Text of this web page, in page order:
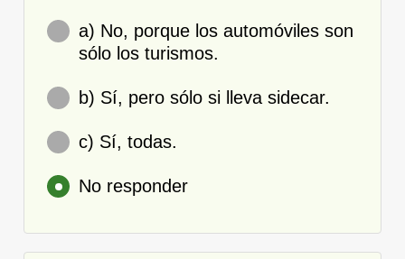
a) No, porque los automóviles son
sólo los turismos.
b) Sí, pero sólo si lleva sidecar.
c) Sí, todas.
No responder